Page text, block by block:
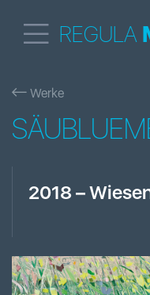
REGULA
Werke
2018–